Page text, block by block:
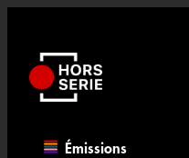
contenu
Émissions